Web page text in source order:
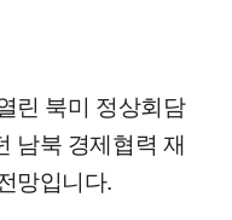
린 북미 정상회담
남북 경제협력 재
망입니다.